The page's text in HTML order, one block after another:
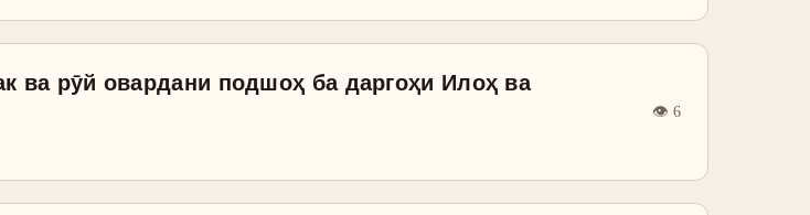
ва рӯй овардани подшоҳ ба даргоҳи Илоҳ ва
👁 6